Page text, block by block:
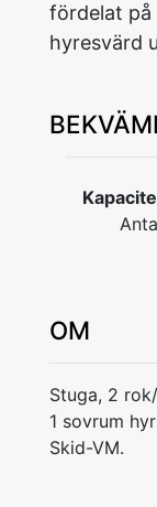
fördelat på
hyresvärd
OM
Stuga, 2
1 sovrum
Skid-VM.